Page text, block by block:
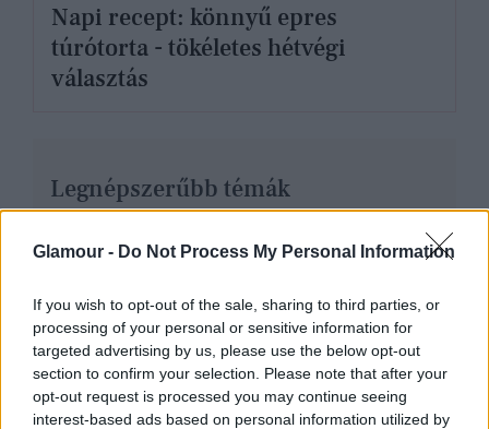
Glamour - Do Not Process My Personal Information
If you wish to opt-out of the sale, sharing to third parties, or
processing of your personal or sensitive information for
targeted advertising by us, please use the below opt-out
section to confirm your selection. Please note that after your
opt-out request is processed you may continue seeing
interest-based ads based on personal information utilized by
Napi recept: könnyű epres
túrótorta - tökéletes hétvégi
választás
Legnépszerűbb témák
EGÉSZSÉG
KULTÚRA